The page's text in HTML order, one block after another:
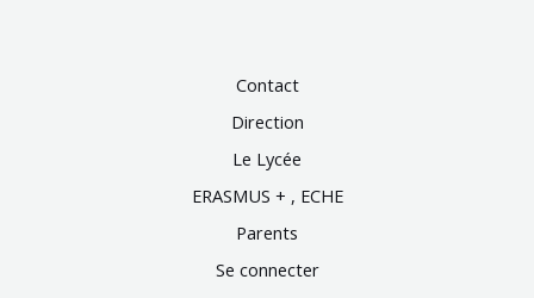
Contact
Direction
Le Lycée
ERASMUS + , ECHE
Parents
Se connecter